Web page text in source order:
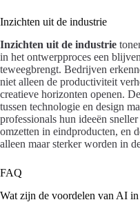
Inzichten uit de industrie
Inzichten uit de industrie
in het ontwerpproces een
teweegbrengt. Bedrijven
niet alleen de productiviteit
creatieve horizonten openen.
tussen technologie en design
professionals hun ideeën
omzetten in eindproducten, en
alleen maar sterker worden in
FAQ
Wat zijn de voordelen van AI